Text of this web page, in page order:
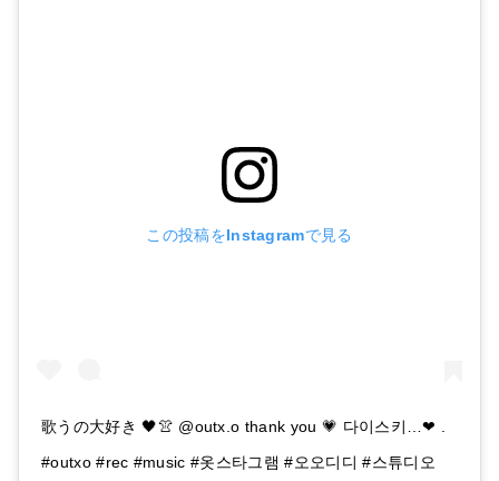
この投稿をInstagramで見る
歌うの大好き 🖤👚 @outx.o thank you 💗 다이스키…❤︎ .
#outxo #rec #music #옷스타그램 #오오디디 #스튜디오